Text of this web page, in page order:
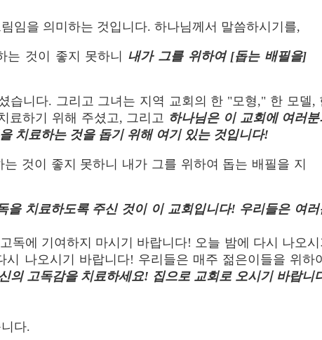
임을 의미하는 것입니다. 하나님께서 말씀하시기를,
는 것이 좋지 못하니 내가 그를 위하여 [돕는 배필을]
습니다. 그리고 그녀는 지역 교회의 한 "모형," 한 모델,
료하기 위해 주셨고, 그리고 하나님은 이 교회에 여러
치료하는 것을 돕기 위해 여기 있는 것입니다!
것이 좋지 못하니 내가 그를 위하여 돕는 배필을 지
치료하도록 주신 것이 이 교회입니다! 우리들은 여
독에 기여하지 마시기 바랍니다! 오늘 밤에 다시 나오시
나오시기 바랍니다! 우리들은 매주 젊은이들을 위하
의 고독감을 치료하세요! 집으로 교회로 오시기 바랍니
다.